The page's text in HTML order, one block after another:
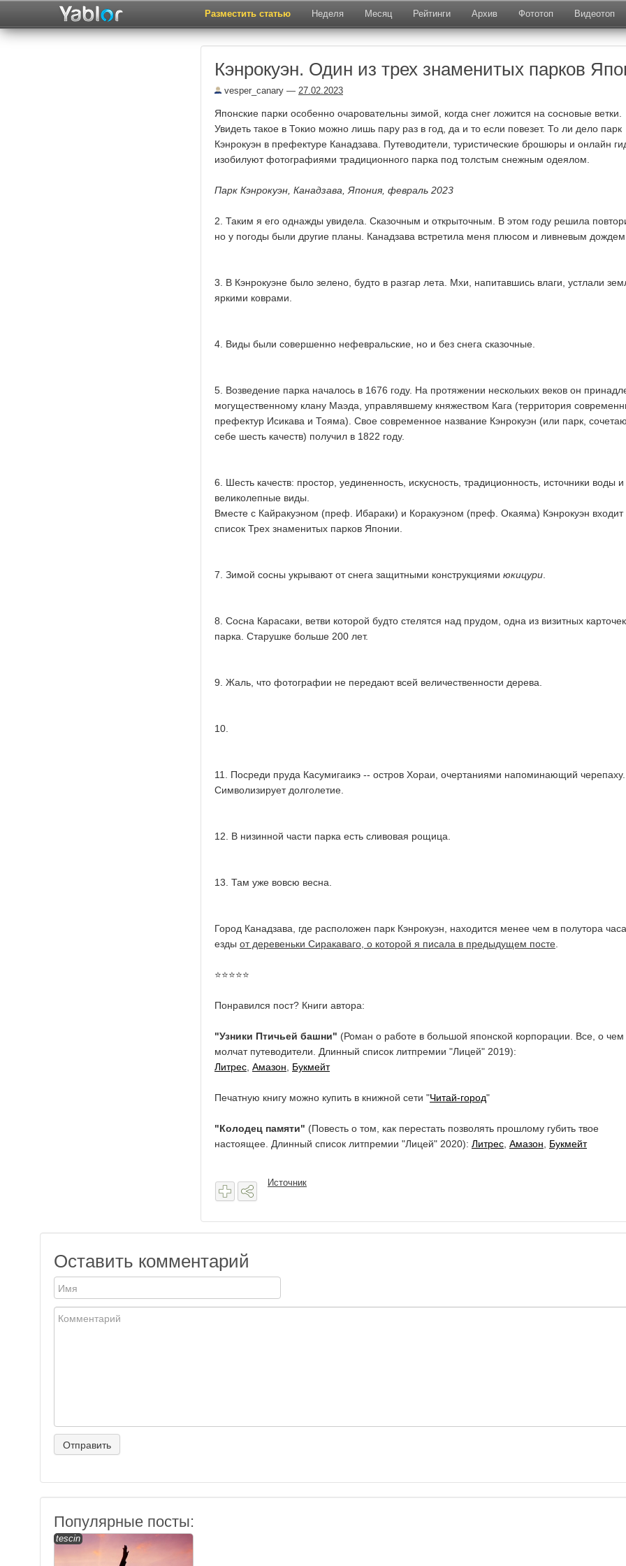
Разместить статью Неделя Месяц Рейтинги Архив Фототоп Видеотоп
Кэнрокуэн. Один из трех знаменитых парков
vesper_canary — 27.02.2023
Японские парки особенно очаровательны зимой, когда снег ложится на сосновые ветки.
Увидеть такое в Токио можно лишь пару раз в год, да и то если повезет. То ли дело парк
Кэнрокуэн в префектуре Канадзава. Путеводители, туристические брошюры и онлайн
изобилуют фотографиями традиционного парка под толстым снежным одеялом.
Парк Кэнрокуэн, Канадзава, Япония, февраль 2023
2. Таким я его однажды увидела. Сказочным и открыточным. В этом году решила
но у погоды были другие планы. Канадзава встретила меня плюсом и ливневым
3. В Кэнрокуэне было зелено, будто в разгар лета. Мхи, напитавшись влаги, устлали
яркими коврами.
4. Виды были совершенно нефевральские, но и без снега сказочные.
5. Возведение парка началось в 1676 году. На протяжении нескольких веков он
могущественному клану Маэда, управлявшему княжеством Кага (территория
префектур Исикава и Тояма). Свое современное название Кэнрокуэн (или парк,
себе шесть качеств) получил в 1822 году.
6. Шесть качеств: простор, уединенность, искусность, традиционность, источники воды и
великолепные виды.
Вместе с Кайракуэном (преф. Ибараки) и Коракуэном (преф. Окаяма) Кэнрокуэн входит
список Трех знаменитых парков Японии.
7. Зимой сосны укрывают от снега защитными конструкциями юкицури
8. Сосна Карасаки, ветви которой будто стелятся над прудом, одна из визитных карточек
парка. Старушке больше 200 лет.
9. Жаль, что фотографии не передают всей величественности дерева.
10.
11. Посреди пруда Касумигаикэ -- остров Хораи, очертаниями напоминающий черепаху.
Символизирует долголетие.
12. В низинной части парка есть сливовая рощица.
13. Там уже вовсю весна.
Город Канадзава, где расположен парк Кэнрокуэн, находится менее чем в полутора
езды от деревеньки Сиракаваго, о которой я писала в предыдущем посте
⭐️⭐️⭐️⭐️⭐️
Понравился пост? Книги автора:
"Узники Птичьей башни" (Роман о работе в большой японской корпорации. Все, о чем
молчат путеводители. Длинный список литпремии "Лицей" 2019):
Литрес Амазон Букмейт
Печатную книгу можно купить в книжной сети "Читай-город"
"Колодец памяти" (Повесть о том, как перестать позволять прошлому губить твое
настоящее. Длинный список литпремии "Лицей" 2020): Литрес Амазон Букмейт
Источник
Оставить комментарий
Популярные посты:
tescin